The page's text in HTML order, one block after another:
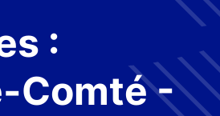
:
Comté -